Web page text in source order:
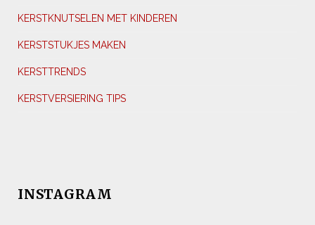
KERSTKNUTSELEN MET KINDEREN
KERSTSTUKJES MAKEN
KERSTTRENDS
KERSTVERSIERING TIPS
INSTAGRAM